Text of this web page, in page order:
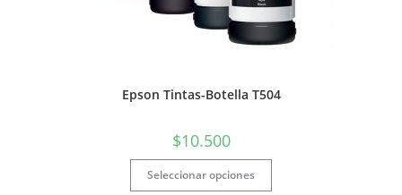
Epson Tintas-Botella T504
$10.500
Seleccionar opciones